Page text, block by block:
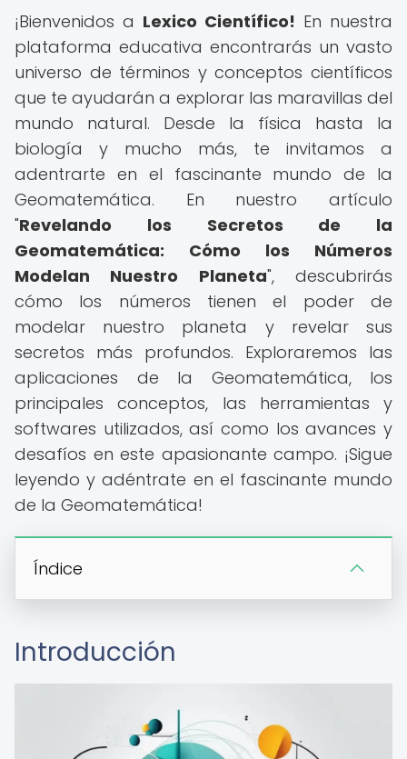
¡Bienvenidos a Lexico Científico! En nuestra
plataforma educativa encontrarás un vasto
universo de términos y conceptos científicos
que te ayudarán a explorar las maravillas del
mundo natural. Desde la física hasta la
biología y mucho más, te invitamos a
adentrarte en el fascinante mundo de la
Geomatemática. En nuestro artículo
"Revelando los Secretos de la
Geomatemática: Cómo los Números
Modelan Nuestro Planeta", descubrirás
cómo los números tienen el poder de
modelar nuestro planeta y revelar sus
secretos más profundos. Exploraremos las
aplicaciones de la Geomatemática, los
principales conceptos, las herramientas y
softwares utilizados, así como los avances y
desafíos en este apasionante campo. ¡Sigue
leyendo y adéntrate en el fascinante mundo
de la Geomatemática!
Índice
Introducción